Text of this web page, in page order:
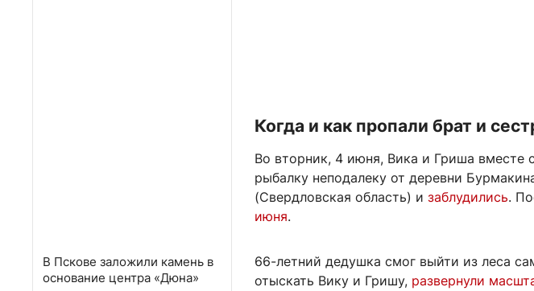
В Пскове заложили камень в
основание центра «Дюна»
Когда и как пропали брат и
Во вторник, 4 июня, Вика и Гриша вместе
рыбалку неподалеку от деревни
(Свердловская область) и заблудились.
июня.
66-летний дедушка смог выйти из леса
отыскать Вику и Гришу, развернули